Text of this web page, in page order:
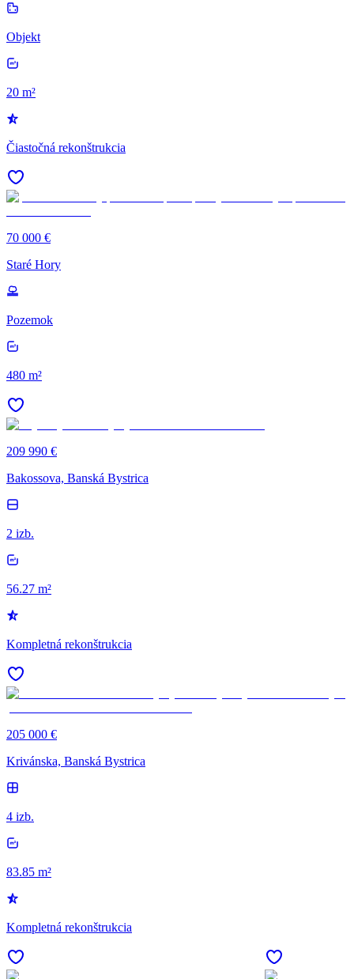
Objekt
20 m²
Čiastočná rekonštrukcia
70 000 €
Staré Hory
Pozemok
480 m²
209 990 €
Bakossova, Banská Bystrica
2 izb.
56.27 m²
Kompletná rekonštrukcia
205 000 €
Krivánska, Banská Bystrica
4 izb.
83.85 m²
Kompletná rekonštrukcia